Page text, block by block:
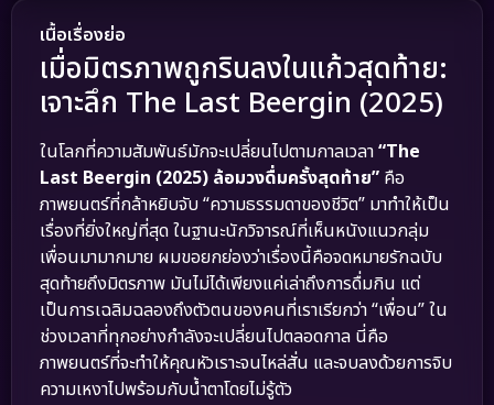
เนื้อเรื่องย่อ
เมื่อมิตรภาพถูกรินลงในแก้วสุดท้าย:
เจาะลึก The Last Beergin (2025)
ในโลกที่ความสัมพันธ์มักจะเปลี่ยนไปตามกาลเวลา“The
Last Beergin (2025) ล้อมวงดื่มครั้งสุดท้าย” คือ
ภาพยนตร์ที่กล้าหยิบจับ “ความธรรมดาของชีวิต” มาทำให้เป็น
เรื่องที่ยิ่งใหญ่ที่สุด ในฐานะนักวิจารณ์ที่เห็นหนังแนวกลุ่ม
เพื่อนมามากมาย ผมขอยกย่องว่าเรื่องนี้คือจดหมายรักฉบับ
สุดท้ายถึงมิตรภาพ มันไม่ได้เพียงแค่เล่าถึงการดื่มกิน แต่
เป็นการเฉลิมฉลองถึงตัวตนของคนที่เราเรียกว่า “เพื่อน” ใน
ช่วงเวลาที่ทุกอย่างกำลังจะเปลี่ยนไปตลอดกาล นี่คือ
ภาพยนตร์ที่จะทำให้คุณหัวเราะจนไหล่สั่น และจบลงด้วยการจิบ
ความเหงาไปพร้อมกับน้ำตาโดยไม่รู้ตัว